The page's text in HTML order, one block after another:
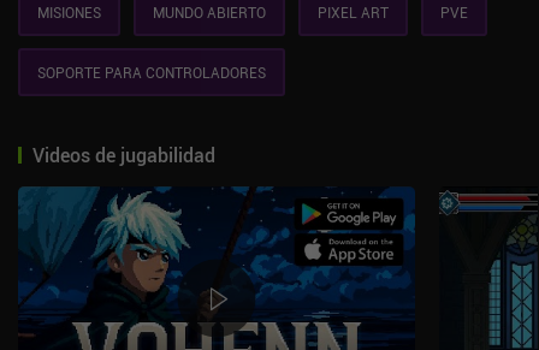
MISIONES MUNDO ABIERTO PIXEL ART PVE
SOPORTE PARA CONTROLADORES
Videos de jugabilidad